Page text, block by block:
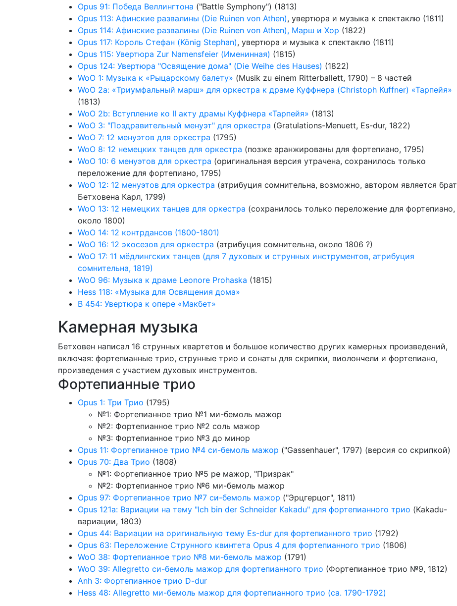
Opus 91: Победа Веллингтона ("Battle Symphony") (1813)
Opus 113: Афинские развалины (Die Ruinen von Athen), увертюра и музыка к спектаклю (1811)
Opus 114: Афинские развалины (Die Ruinen von Athen), Марш и Хор (1822)
Opus 117: Король Стефан (König Stephan), увертюра и музыка к спектаклю (1811)
Opus 115: Увертюра Zur Namensfeier (Именинная) (1815)
Opus 124: Увертюра "Освящение дома" (Die Weihe des Hauses) (1822)
WoO 1: Музыка к «Рыцар­скому балету» (Musik zu einem Ritterballett, 1790) – 8 частей
WoO 2a: «Триумфальный марш» для оркестра к драме Куффнера (Christoph Kuffner) «Тарпейя»
(1813)
WoO 2b: Вступление ко II акту драмы Куффнера «Тарпейя» (1813)
WoO 3: "Поздравительный менуэт" для оркестра (Gratulations-Menuett, Es-dur, 1822)
WoO 7: 12 менуэтов для оркестра (1795)
WoO 8: 12 немецких танцев для оркестра (позже аранжированы для фортепиано, 1795)
WoO 10: 6 менуэтов для оркестра (оригинальная версия утрачена, сохранилось только
переложение для фортепиано, 1795)
WoO 12: 12 менуэтов для оркестра (атрибуция сомнительна, возможно, автором является брат
Бетховена Карл, 1799)
WoO 13: 12 немецких танцев для оркестра (сохранилось только переложение для фортепиано,
около 1800)
WoO 14: 12 контрдансов (1800-1801)
WoO 16: 12 экосезов для оркестра (атрибуция сомнительна, около 1806 ?)
WoO 17: 11 мёдлингских танцев (для 7 духовых и струнных инструментов, атрибуция
сомнительна, 1819)
WoO 96: Музыка к драме Leonore Prohaska (1815)
Hess 118: «Музыка для Освящения дома»
B 454: Увертюра к опере «Макбет»
Камерная музыка
Бетховен написал 16 струнных квартетов и большое количество других камерных произведений,
включая: фортепианные трио, струнные трио и сонаты для скрипки, виолончели и фортепиано,
произведения с участием духовых инструментов.
Фортепианные трио
Opus 1: Три Трио (1795)
№1: Фортепианное трио №1 ми-бемоль мажор
№2: Фортепианное трио №2 соль мажор
№3: Фортепианное трио №3 до минор
Opus 11: Фортепианное трио №4 си-бемоль мажор ("Gassenhauer", 1797) (версия со скрипкой)
Opus 70: Два Трио (1808)
№1: Фортепианное трио №5 ре мажор, "Призрак"
№2: Фортепианное трио №6 ми-бемоль мажор
Opus 97: Фортепианное трио №7 си-бемоль мажор ("Эрцгерцог", 1811)
Opus 121a: Вариации на тему "Ich bin der Schneider Kakadu" для фортепианного трио (Kakadu-
вариации, 1803)
Opus 44: Вариации на оригинальную тему Es-dur для фортепианного трио (1792)
Opus 63: Переложение Струнного квинтета Opus 4 для фортепианного трио (1806)
WoO 38: Фортепианное трио №8 ми-бемоль мажор (1791)
WoO 39: Allegretto си-бемоль мажор для фортепианного трио (Фортепианное трио №9, 1812)
Anh 3: Фортепианное трио D-dur
Hess 48: Allegretto ми-бемоль мажор для фортепианного трио (ca. 1790-1792)